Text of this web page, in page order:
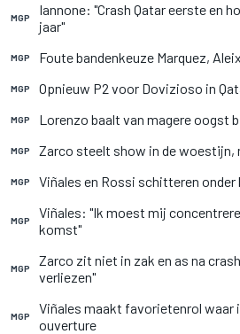
MGP
Iannone: "Crash Qatar eerste en
jaar"
MGP Foute bandenkeuze Marquez,
MGP Opnieuw P2 voor Dovizioso in
MGP Lorenzo baalt van magere oogst
MGP Zarco steelt show in de woestijn,
MGP Viñales en Rossi schitteren
MGP
Viñales: "Ik moest mij
komst"
MGP
Zarco zit niet in zak en as na
verliezen"
MGP
Viñales maakt favorietenrol waar
ouverture